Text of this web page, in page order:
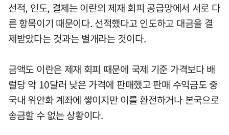
선적, 인도, 결제는 이란의 제재 회피 공급망에서 서로 다
른 항목이기 때문이다. 선적했다고 인도하고 대금을 결
제받았다는 것과는 별개라는 것이다.
금액도 이란은 제재 회피 때문에 국제 기준 가격보다 배
럴당 약 10달러 낮은 가격에 판매했고 판매 수익금도 중
국내 위안화 계좌에 쌓이지만 이를 환전하거나 본국으로
송금할 수 없는 상황이다.